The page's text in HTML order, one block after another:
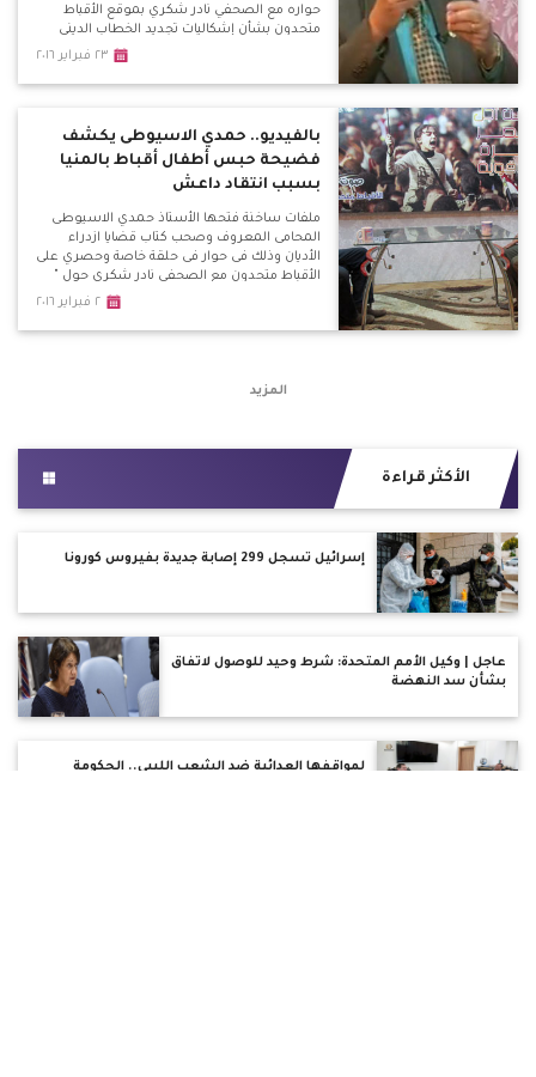
حواره مع الصحفي نادر شكري بموقع الأقباط
متحدون بشأن إشكاليات تجديد الخطاب الديني
والأزمة بين الطوائف المسيحية وحقيقة مجلس
٢٣ فبراير ٢٠١٦
بالفيديو.. حمدي الاسيوطى يكشف
فضيحة حبس أطفال أقباط بالمنيا
بسبب انتقاد داعش
ملفات ساخنة فتحها الأستاذ حمدي الاسيوطى
المحامى المعروف وصحب كتاب قضايا ازدراء
الأديان وذلك فى حوار فى حلقة خاصة وحصري على
الأقباط متحدون مع الصحفي نادر شكري حول "
ازدراء الأديان مقصلة الأبرياء " وكشف الاسيوطى
من المتشددين فى ظل غياب محاكمة عادلة وآمنة
٢ فبراير ٢٠١٦
المزيد
الأكثر قراءة
إسرائيل تسجل 299 إصابة جديدة بفيروس كورونا
عاجل | وكيل الأمم المتحدة: شرط وحيد للوصول لاتفاق
بشأن سد النهضة
لمواقفها العدائية ضد الشعب الليبي.. الحكومة